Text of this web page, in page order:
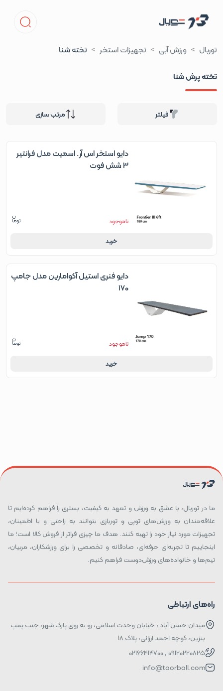
توربال ورزش آبی تجهیزات استخر
تخته شنا
تخته پرش شنا
فیلتر مرتب سازی
دایو استخر اس آر. اسمیت مدل فرانتیر
3 شش فوت
ناموجود
خرید
دایو فنری استیل آکوامارین مدل جامپ
170
ناموجود
خرید
ما در توربال، با عشق به ورزش و تعهد به کیفیت، بستری را فراهم کرده‌ایم تا
علاقه‌مندان به ورزش‌های توپی و توربازی بتوانند به راحتی و با اطمینان،
تجهیزات مورد نیاز خود را تهیه کنند. هدف ما چیزی فراتر از فروش کالا است؛ ما
اینجاییم تا تجربه‌ای حرفه‌ای، صادقانه و تخصصی را برای ورزشکاران، مربیان،
تیم‌ها و خانواده‌های ورزش‌دوست فراهم کنیم.
راه‌های ارتباطی
میدان حسن آباد ، خیابان وحدت اسلامی، رو به روی پارک شهر، جنب پمپ
بنزین، کوچه احمد ارزانی، پلاک ۱۸
09120220825 , 02166414700
info@toorball.com